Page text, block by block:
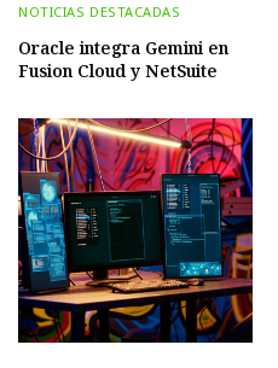
NOTICIAS DESTACADAS
Oracle integra Gemini en
Fusion Cloud y NetSuite